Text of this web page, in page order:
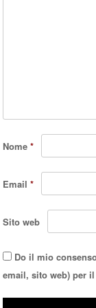
Nome*
Email*
Sito web
Do il mio
email, sito web) per